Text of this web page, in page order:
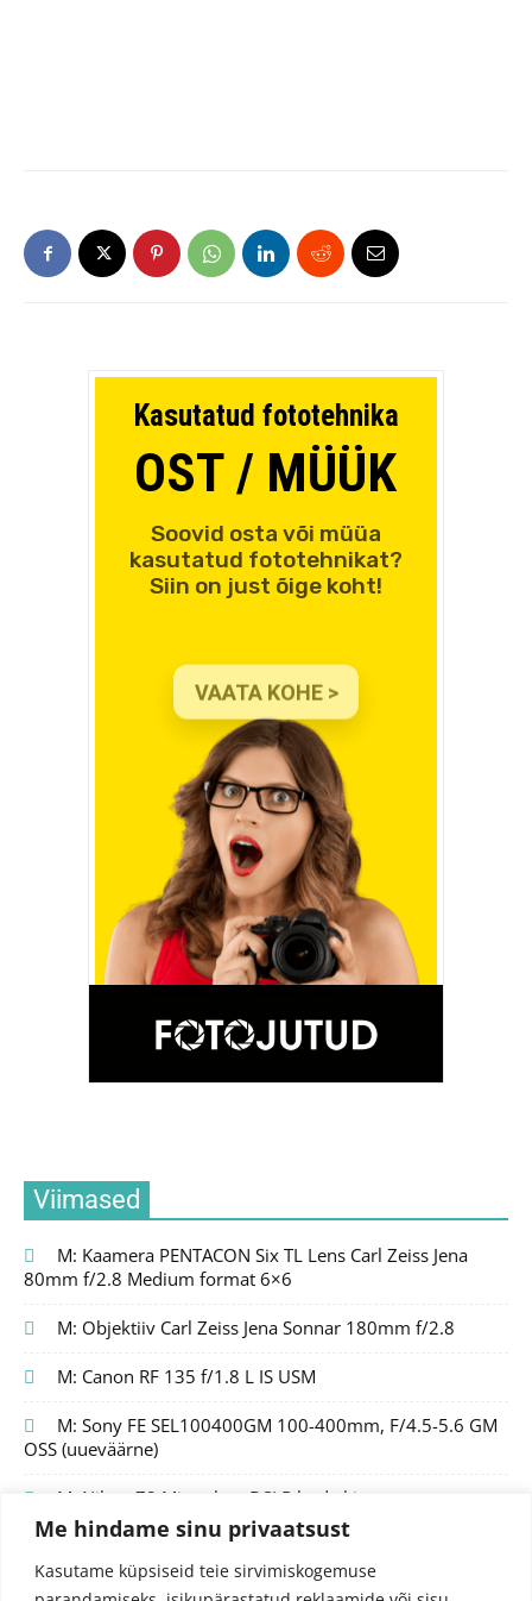
Me hindame sinu privaatsust
Kasutame küpsiseid teie sirvimiskogemuse
Viimased
M: Kaamera PENTACON Six TL Lens Carl Zeiss Jena
80mm f/2.8 Medium format 6×6
M: Objektiiv Carl Zeiss Jena Sonnar 180mm f/2.8
M: Canon RF 135 f/1.8 L IS USM
M: Sony FE SEL100400GM 100-400mm, F/4.5-5.6 GM
OSS (uueväärne)
M: Nikon Z8 Mirrorless DSLR body kit